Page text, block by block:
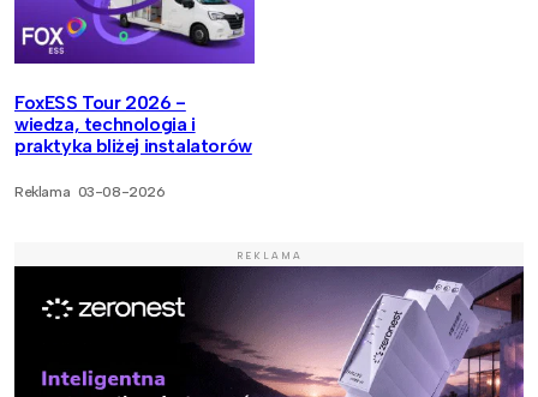
FoxESS Tour 2026 -
wiedza, technologia i
praktyka bliżej instalatorów
Reklama 03-08-2026
REKLAMA